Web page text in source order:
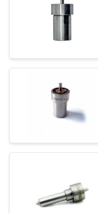
AKTUALNOŚCI
SITEMAP
PRIVACY
Tłok